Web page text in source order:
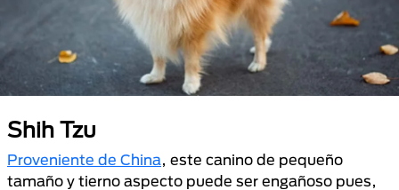
Shih Tzu
Proveniente de China, este canino de pequeño
tamaño y tierno aspecto puede ser engañoso pues,